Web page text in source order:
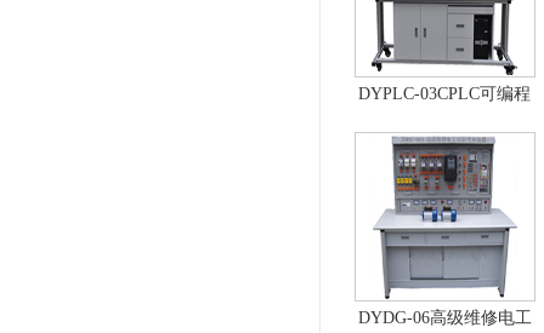
DYPLC-03CPLC可编程
统、自动控制原理综合
实验台
DYDG-06高级维修电工